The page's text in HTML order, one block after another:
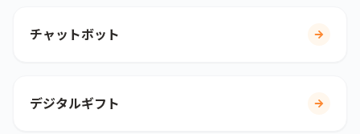
チャットボット
デジタルギフト